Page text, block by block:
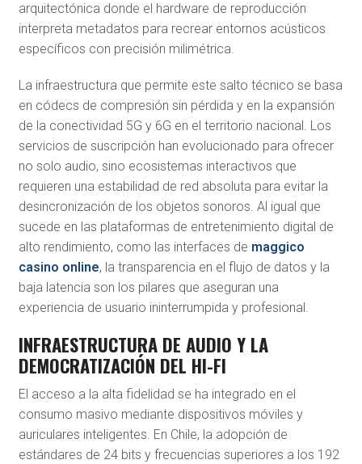
arquitectónica donde el hardware de reproducción
interpreta metadatos para recrear entornos acústicos
específicos con precisión milimétrica.
La infraestructura que permite este salto técnico se basa
en códecs de compresión sin pérdida y en la expansión
de la conectividad 5G y 6G en el territorio nacional. Los
servicios de suscripción han evolucionado para ofrecer
no solo audio, sino ecosistemas interactivos que
requieren una estabilidad de red absoluta para evitar la
desincronización de los objetos sonoros. Al igual que
sucede en las plataformas de entretenimiento digital de
alto rendimiento, como las interfaces de maggico
casino online, la transparencia en el flujo de datos y la
baja latencia son los pilares que aseguran una
experiencia de usuario ininterrumpida y profesional.
INFRAESTRUCTURA DE AUDIO Y LA
DEMOCRATIZACIÓN DEL HI-FI
El acceso a la alta fidelidad se ha integrado en el
consumo masivo mediante dispositivos móviles y
auriculares inteligentes. En Chile, la adopción de
estándares de 24 bits y frecuencias superiores a los 192